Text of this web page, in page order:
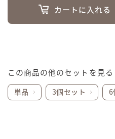
カートに入れる
この商品の他のセットを見る
単品 3個セット 6